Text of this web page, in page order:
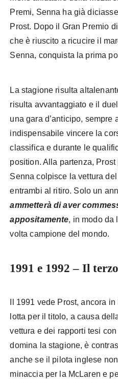
Premi, Senna ha già
Prost. Dopo il Gran Premio
che è riuscito a ricucire il
Senna, conquista la prima
La stagione risulta
risulta avvantaggiato e il
una gara d’anticipo, sempre
indispensabile vincere la
classifica e durante le
position. Alla partenza,
Senna colpisce la vettura
entrambi al ritiro. Solo un
ammetterà di aver
appositamente, in modo da
volta campione del mondo.
1991 e 1992 – Il
Il 1991 vede Prost, ancora
lotta per il titolo, a causa
vettura e dei rapporti tesi
domina la stagione, è
anche se il pilota inglese
minaccia per la McLaren e